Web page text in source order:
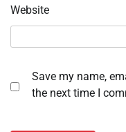
Website
Save my name,
the next time I